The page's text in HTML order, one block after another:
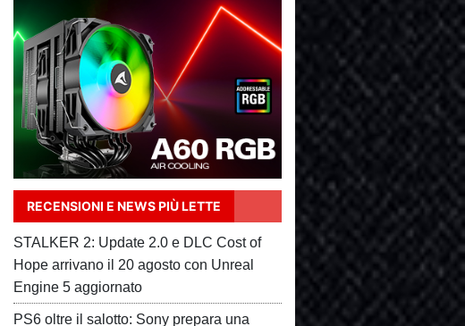
RECENSIONI E NEWS PIÙ LETTE
STALKER 2: Update 2.0 e DLC Cost of
Hope arrivano il 20 agosto con Unreal
Engine 5 aggiornato
PS6 oltre il salotto: Sony prepara una